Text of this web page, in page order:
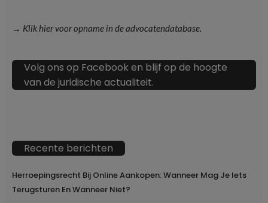
→ Klik hier voor opname in de advocatendatabase.
Volg ons op Facebook en blijf op de hoogte
van de juridische actualiteit.
Recente berichten
Herroepingsrecht Bij Online Aankopen: Wanneer Mag Je Iets
Terugsturen En Wanneer Niet?